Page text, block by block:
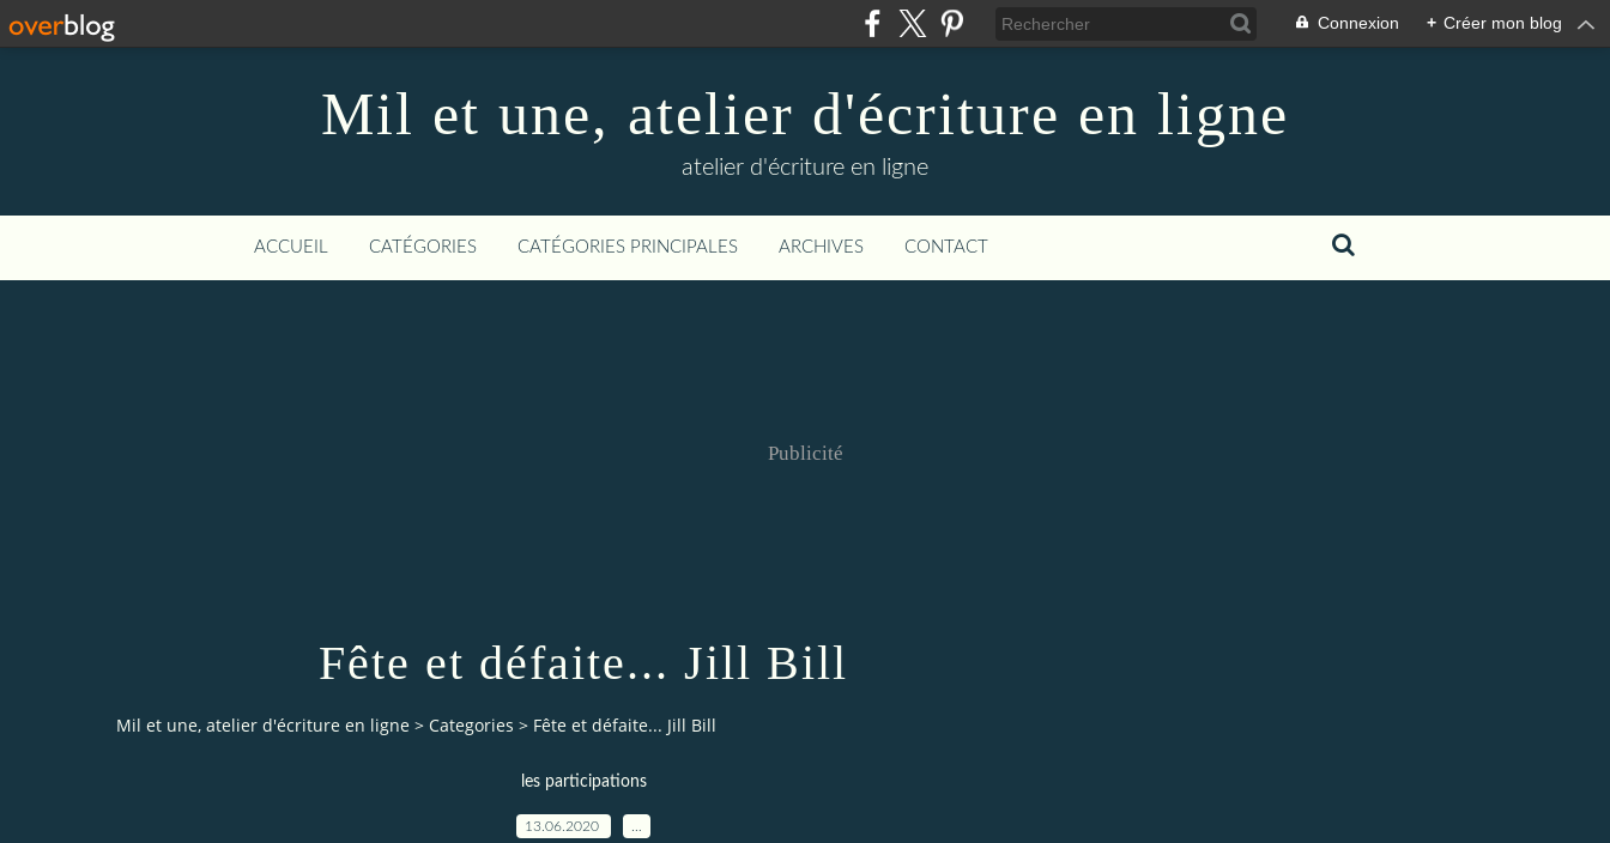
Connexion + Créer mon blog
Mil et une, atelier d'écriture en ligne
atelier d'écriture en ligne
ACCUEIL CATÉGORIES CATÉGORIES PRINCIPALES ARCHIVES CONTACT
Publicité
Fête et défaite... Jill Bill
Mil et une, atelier d'écriture en ligne > Categories > Fête et défaite... Jill Bill
les participations
13.06.2020